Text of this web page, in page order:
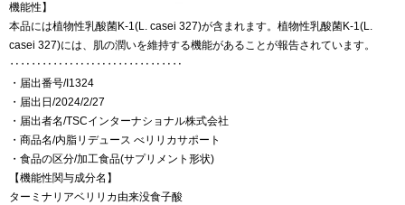
機能性】
本品には植物性乳酸菌K-1(L. casei 327)が含まれます。植物性乳酸菌K-1(L.
casei 327)には、肌の潤いを維持する機能があることが報告されています。
‥‥‥‥‥‥‥‥‥‥‥‥‥‥‥‥
・届出番号/I1324
・届出日/2024/2/27
・届出者名/TSCインターナショナル株式会社
・商品名/内脂リデュース べリリカサポート
・食品の区分/加工食品(サプリメント形状)
【機能性関与成分名】
ターミナリアベリリカ由来没食子酸